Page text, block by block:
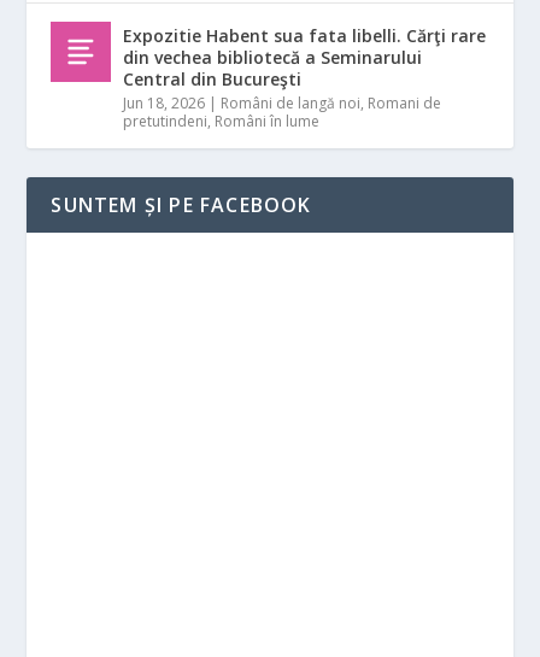
Expozitie Habent sua fata libelli. Cărţi rare
din vechea bibliotecă a Seminarului
Central din Bucureşti
Jun 18, 2026 | Români de langă noi, Romani de
pretutindeni, Români în lume
SUNTEM ȘI PE FACEBOOK